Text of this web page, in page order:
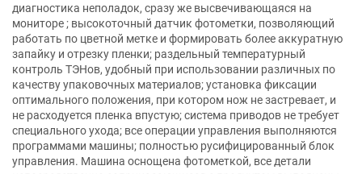
диагностика неполадок, сразу же высвечивающаяся на
мониторе ; высокоточный датчик фотометки, позволяющий
работать по цветной метке и формировать более аккуратную
запайку и отрезку пленки; раздельный температурный
контроль ТЭНов, удобный при использовании различных по
качеству упаковочных материалов; установка фиксации
оптимального положения, при котором нож не застревает, и
не расходуется пленка впустую; система приводов не требует
специального ухода; все операции управления выполняются
программами машины; полностью русифицированный блок
управления. Машина оснощена фотометкой, все детали